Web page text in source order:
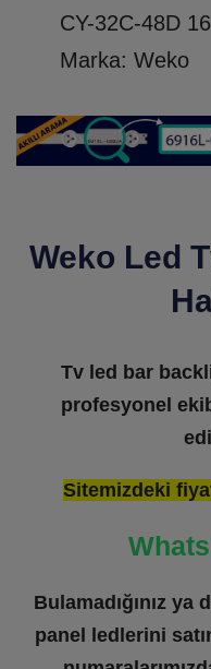
CY-32C-48D
Marka: Weko
Weko Led
Tv led bar
profesyonel
Sitemizdeki
Bulamadığınız ya
panel ledlerini